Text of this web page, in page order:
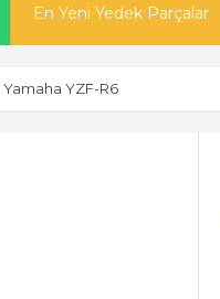
En Yeni Yedek Parçalar
. Yamaha YZF-R6